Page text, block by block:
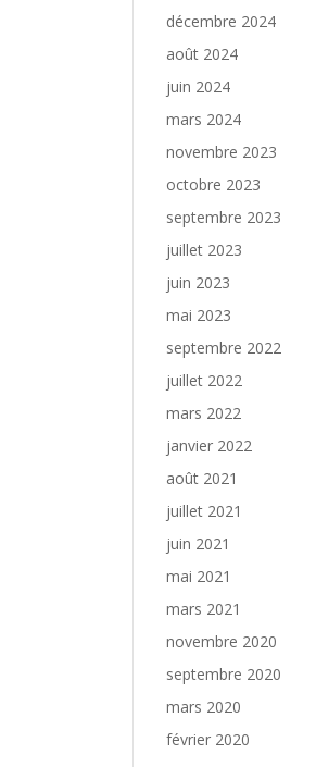
décembre 2024
août 2024
juin 2024
mars 2024
novembre 2023
octobre 2023
septembre 2023
juillet 2023
juin 2023
mai 2023
septembre 2022
juillet 2022
mars 2022
janvier 2022
août 2021
juillet 2021
juin 2021
mai 2021
mars 2021
novembre 2020
septembre 2020
mars 2020
février 2020